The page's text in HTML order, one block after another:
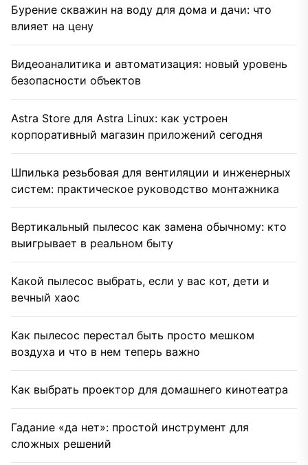
Бурение скважин на воду для дома и дачи: что
влияет на цену
Видеоаналитика и автоматизация: новый уровень
безопасности объектов
Astra Store для Astra Linux: как устроен
корпоративный магазин приложений сегодня
Шпилька резьбовая для вентиляции и инженерных
систем: практическое руководство монтажника
Вертикальный пылесос как замена обычному: кто
выигрывает в реальном быту
Какой пылесос выбрать, если у вас кот, дети и
вечный хаос
Как пылесос перестал быть просто мешком
воздуха и что в нем теперь важно
Как выбрать проектор для домашнего кинотеатра
Гадание «да нет»: простой инструмент для
сложных решений